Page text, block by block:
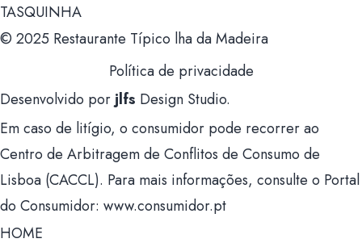
TASQUINHA
© 2025 Restaurante Típico lha da Madeira
Política de privacidade
Desenvolvido por jlfs Design Studio.
Em caso de litígio, o consumidor pode recorrer ao
Centro de Arbitragem de Conflitos de Consumo de
Lisboa (CACCL). Para mais informações, consulte o Portal
do Consumidor: www.consumidor.pt
HOME